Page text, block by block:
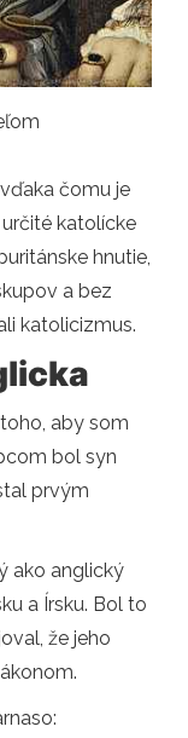
čomu je
katolícke
hnutie,
a bez
katolicizmus.
aby som
bol syn
prvým
ako anglický
a Írsku. Bol to
že jeho